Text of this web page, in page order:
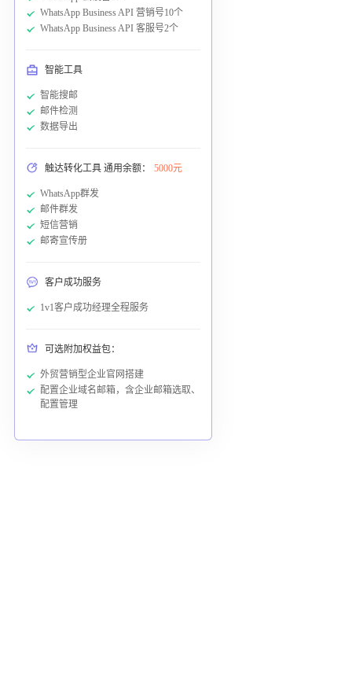
WhatsApp Business API 营销号10个
WhatsApp Business API 客服号2个
智能工具
智能搜邮
邮件检测
数据导出
触达转化工具 通用余额： 5000元
WhatsApp群发
邮件群发
短信营销
邮寄宣传册
客户成功服务
1v1客户成功经理全程服务
可选附加权益包：
外贸营销型企业官网搭建
配置企业域名邮箱，含企业邮箱选取、
配置管理